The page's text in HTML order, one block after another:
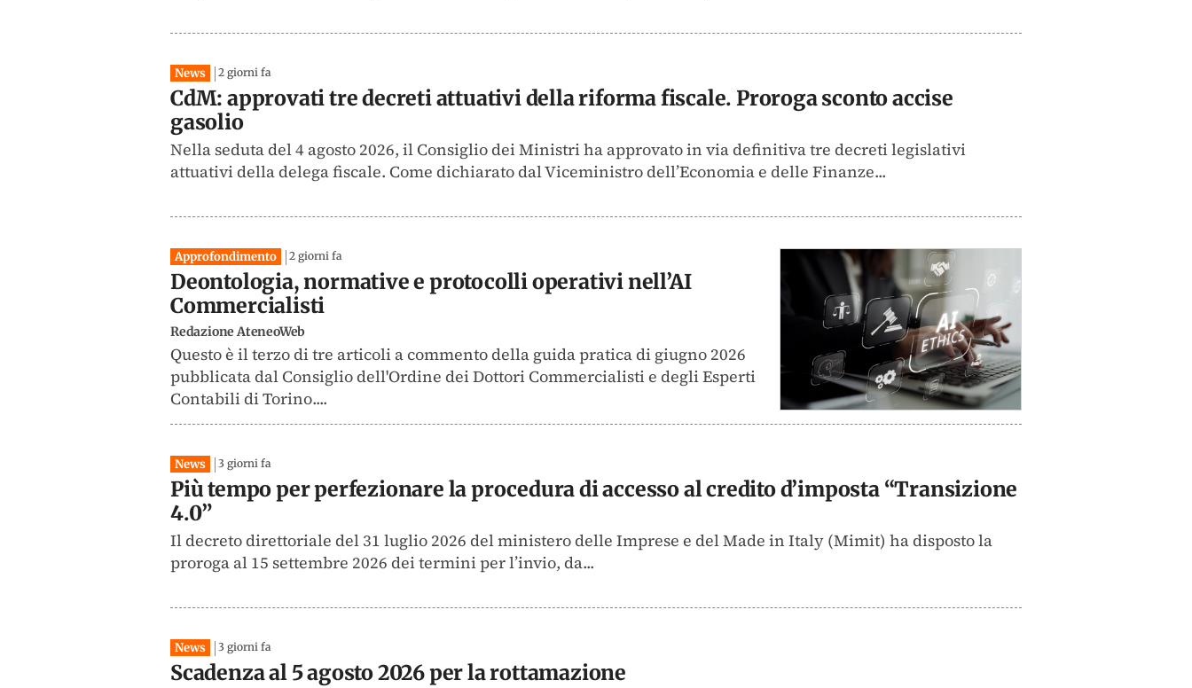
News 2 giorni fa
CdM: approvati tre decreti attuativi della riforma fiscale. Proroga sconto accise
gasolio
Nella seduta del 4 agosto 2026, il Consiglio dei Ministri ha approvato in via definitiva tre decreti legislativi
attuativi della delega fiscale. Come dichiarato dal Viceministro dell’Economia e delle Finanze...
Approfondimento 2 giorni fa
Deontologia, normative e protocolli operativi nell’AI
Commercialisti
Redazione AteneoWeb
Questo è il terzo di tre articoli a commento della guida pratica di giugno 2026
pubblicata dal Consiglio dell'Ordine dei Dottori Commercialisti e degli Esperti
Contabili di Torino....
News 3 giorni fa
Più tempo per perfezionare la procedura di accesso al credito d’imposta “Transizione
4.0”
Il decreto direttoriale del 31 luglio 2026 del ministero delle Imprese e del Made in Italy (Mimit) ha disposto la
proroga al 15 settembre 2026 dei termini per l’invio, da...
News 3 giorni fa
Scadenza al 5 agosto 2026 per la rottamazione